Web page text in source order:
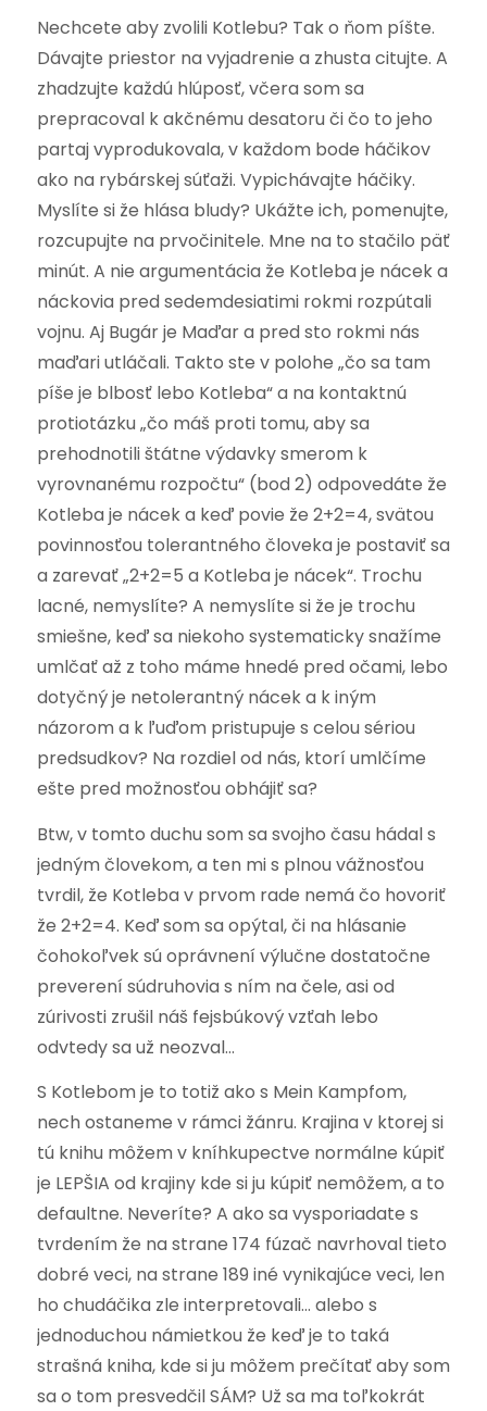
Nechcete aby zvolili Kotlebu? Tak o ňom píšte.
Dávajte priestor na vyjadrenie a zhusta citujte. A
zhadzujte každú hlúposť, včera som sa
prepracoval k akčnému desatoru či čo to jeho
partaj vyprodukovala, v každom bode háčikov
ako na rybárskej súťaži. Vypichávajte háčiky.
Myslíte si že hlása bludy? Ukážte ich, pomenujte,
rozcupujte na prvočinitele. Mne na to stačilo päť
minút. A nie argumentácia že Kotleba je nácek a
náckovia pred sedemdesiatimi rokmi rozpútali
vojnu. Aj Bugár je Maďar a pred sto rokmi nás
maďari utláčali. Takto ste v polohe „čo sa tam
píše je blbosť lebo Kotleba“ a na kontaktnú
protiotázku „čo máš proti tomu, aby sa
prehodnotili štátne výdavky smerom k
vyrovnanému rozpočtu“ (bod 2) odpovedáte že
Kotleba je nácek a keď povie že 2+2=4, svätou
povinnosťou tolerantného človeka je postaviť sa
a zarevať „2+2=5 a Kotleba je nácek“. Trochu
lacné, nemyslíte? A nemyslíte si že je trochu
smiešne, keď sa niekoho systematicky snažíme
umlčať až z toho máme hnedé pred očami, lebo
dotyčný je netolerantný nácek a k iným
názorom a k ľuďom pristupuje s celou sériou
predsudkov? Na rozdiel od nás, ktorí umlčíme
ešte pred možnosťou obhájiť sa?
Btw, v tomto duchu som sa svojho času hádal s
jedným človekom, a ten mi s plnou vážnosťou
tvrdil, že Kotleba v prvom rade nemá čo hovoriť
že 2+2=4. Keď som sa opýtal, či na hlásanie
čohokoľvek sú oprávnení výlučne dostatočne
preverení súdruhovia s ním na čele, asi od
zúrivosti zrušil náš fejsbúkový vzťah lebo
odvtedy sa už neozval…
S Kotlebom je to totiž ako s Mein Kampfom,
nech ostaneme v rámci žánru. Krajina v ktorej si
tú knihu môžem v kníhkupectve normálne kúpiť
je LEPŠIA od krajiny kde si ju kúpiť nemôžem, a to
defaultne. Neveríte? A ako sa vysporiadate s
tvrdením že na strane 174 fúzač navrhoval tieto
dobré veci, na strane 189 iné vynikajúce veci, len
ho chudáčika zle interpretovali… alebo s
jednoduchou námietkou že keď je to taká
strašná kniha, kde si ju môžem prečítať aby som
sa o tom presvedčil SÁM? Už sa ma toľkokrát